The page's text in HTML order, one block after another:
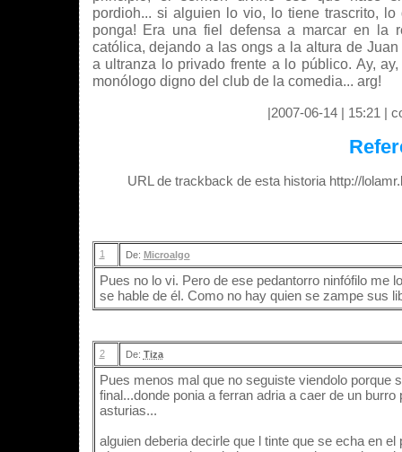
pordioh... si alguien lo vio, lo tiene trascrito, lo
ponga! Era una fiel defensa a marcar en la
católica, dejando a las ongs a la altura de
a ultranza lo privado frente a lo público. Ay,
monólogo digno del club de la comedia... arg!
|2007-06-14 | 15:21 |
URL de trackback de esta historia http://
1 De: Microalgo
Pues no lo vi. Pero de ese pedantorro ninfófilo me
se hable de él. Como no hay quien se zampe sus
2 De: Tiza
Pues menos mal que no seguiste viendolo porque
final...donde ponia a ferran adria a caer de un burro
asturias...
alguien deberia decirle que l tinte que se echa en el